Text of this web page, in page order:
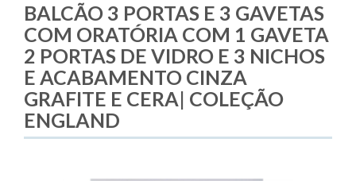
BALCÃO 3 PORTAS E 3 GAVETAS
COM ORATÓRIA COM 1 GAVETA
2 PORTAS DE VIDRO E 3 NICHOS
E ACABAMENTO CINZA
GRAFITE E CERA| COLEÇÃO
ENGLAND